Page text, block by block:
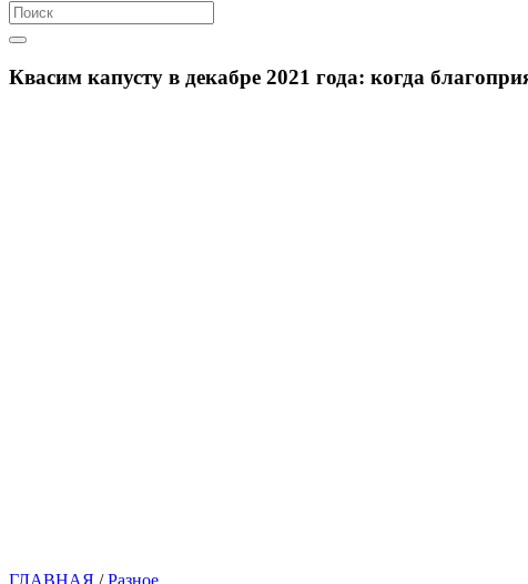
Квасим капусту в декабре 2021 года: когда